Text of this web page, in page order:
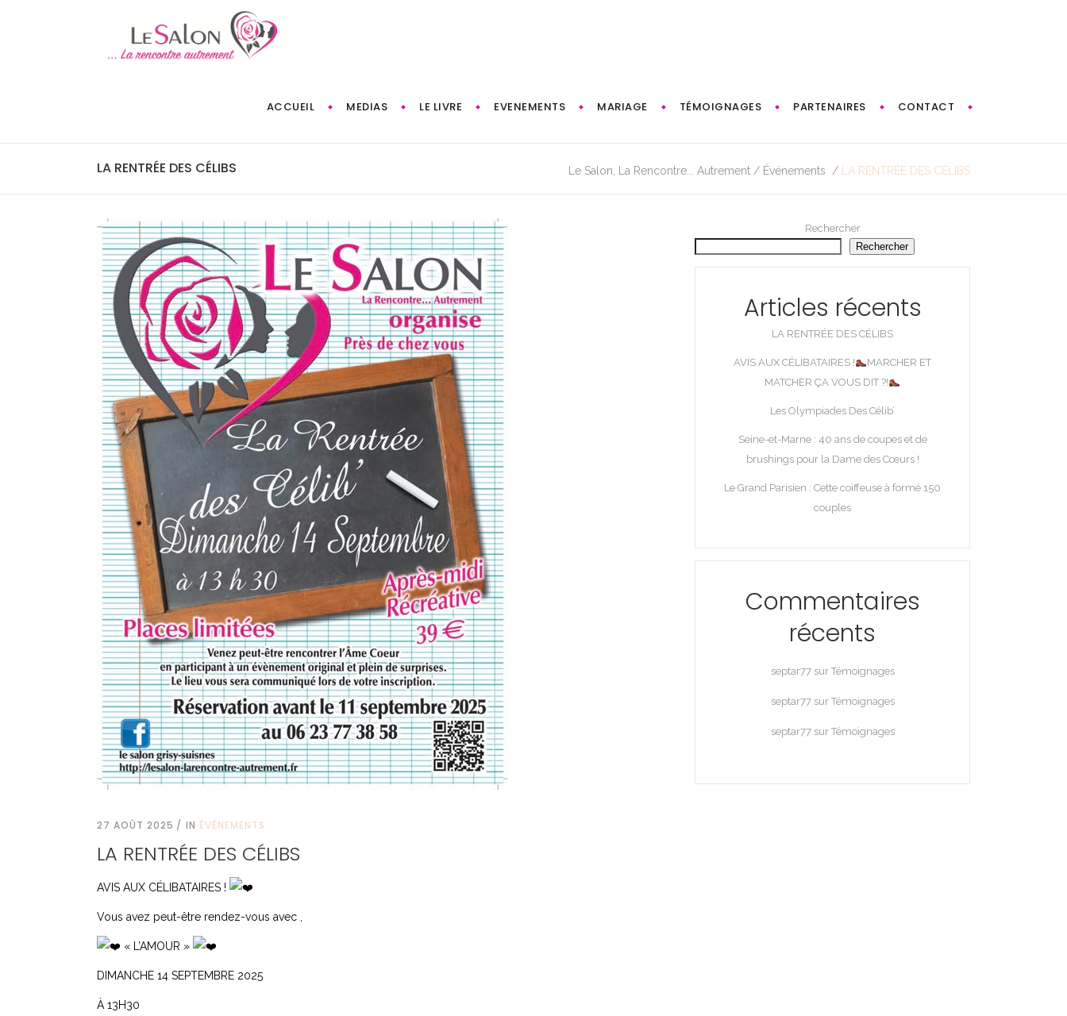
ACCUEIL MEDIAS LE LIVRE EVENEMENTS MARIAGE TÉMOIGNAGES PARTENAIRES CONTACT
LA RENTRÉE DES CÉLIBS Le Salon, La Rencontre... Autrement / Événements / LA RENTRÉE DES CÉLIBS
27 AOÛT 2025 IN ÉVÉNEMENTS
LA RENTRÉE DES CÉLIBS
AVIS AUX CÉLIBATAIRES !
Vous avez peut-être rendez-vous avec ,
« L’AMOUR »
DIMANCHE 14 SEPTEMBRE 2025
À 13H30
Rechercher
Rechercher
Articles récents
LA RENTRÉE DES CÉLIBS
AVIS AUX CÉLIBATAIRES !
MARCHER ET
MATCHER ÇA VOUS DIT ?!
Les Olympiades Des Célib’
Seine-et-Marne : 40 ans de coupes et de
brushings pour la Dame des Cœurs !
Le Grand Parisien : Cette coiffeuse à formé 150
couples
Commentaires
récents
septar77sur Témoignages
septar77sur Témoignages
septar77sur Témoignages